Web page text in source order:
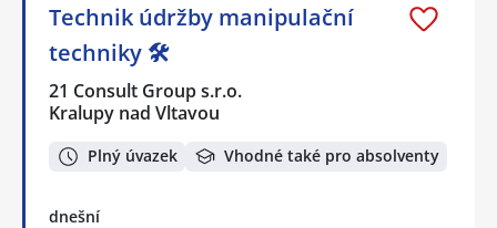
Technik údržby manipulační
techniky 🛠️
21 Consult Group s.r.o.
Kralupy nad Vltavou
Plný úvazek Vhodné také pro absolventy
dnešní